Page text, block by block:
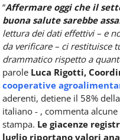
“Affermare oggi che il
buona salute sarebbe
lettura dei dati effettivi – e
da verificare – ci restituisce
drammatico rispetto a
parole Luca Rigotti,
cooperative
aderenti, detiene il 58%
italiano - , commenta
stampa. Le giacenze
luglio riportano valori